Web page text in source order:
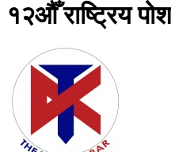
१२औँ राष्ट्रिय